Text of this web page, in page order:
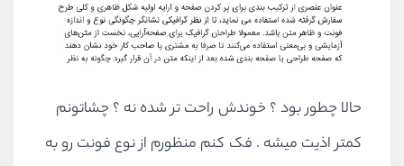
حالا چطور بود ؟ خوندش راحت تر شده نه ؟ چشاتونم
کمتر اذیت میشه . فک کنم منظورم از نوع فونت رو به